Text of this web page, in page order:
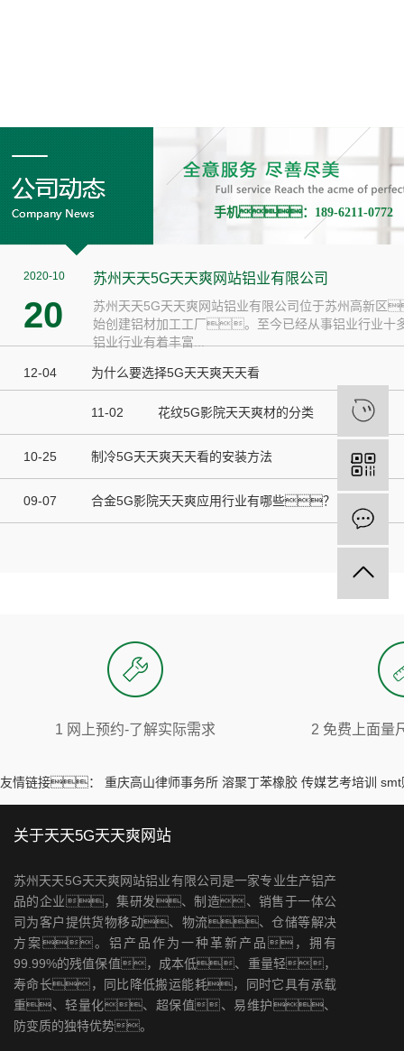
手机：189-6211-0772
2020-10
20
苏州天天5G天天爽网站铝业有限公司
苏州天天5G天天爽网站铝业有限公司位于苏州高新
始创建铝材加工工厂。至今已经从事铝业行业
铝业行业有着丰富...
12-04 为什么要选择5G天天爽天天看
11-02 花纹5G影院天天爽材的分类
10-25 制冷5G天天爽天天看的安装方法
09-07 合金5G影院天天爽应用行业有哪些？
1 网上预约-了解实际需求 2 免费上面量
友情链接： 重庆高山律师事务所 溶聚丁苯橡胶 传媒艺考培训
关于天天5G天天爽网站
苏州天天5G天天爽网站铝业有限公司是一家专业生产铝产
品的企业，集研发、制造、销售于一体公
司为客户提供货物移动、物流、仓储等解决
方案。铝产品作为一种革新产品，拥有
99.99%的残值保值，成本低、重量轻，
寿命长，同比降低搬运能耗，同时它具有承载
重、轻量化、超保值、易维护、
防变质的独特优势。